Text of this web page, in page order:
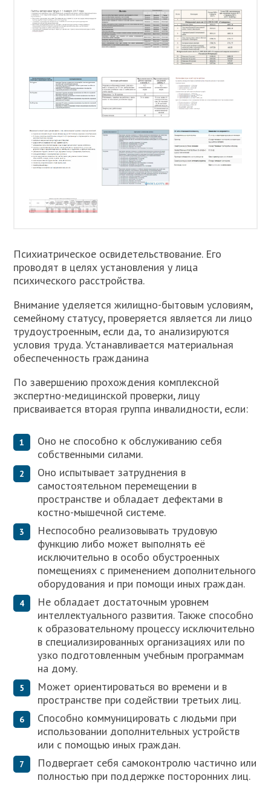
Психиатрическое освидетельствование. Его
проводят в целях установления у лица
психического расстройства.
Внимание уделяется жилищно-бытовым условиям,
семейному статусу, проверяется является ли лицо
трудоустроенным, если да, то анализируются
условия труда. Устанавливается материальная
обеспеченность гражданина
По завершению прохождения комплексной
экспертно-медицинской проверки, лицу
присваивается вторая группа инвалидности, если:
Оно не способно к обслуживанию себя
собственными силами.
Оно испытывает затруднения в
самостоятельном перемещении в
пространстве и обладает дефектами в
костно-мышечной системе.
Неспособно реализовывать трудовую
функцию либо может выполнять её
исключительно в особо обустроенных
помещениях с применением дополнительного
оборудования и при помощи иных граждан.
Не обладает достаточным уровнем
интеллектуального развития. Также способно
к образовательному процессу исключительно
в специализированных организациях или по
узко подготовленным учебным программам
на дому.
Может ориентироваться во времени и в
пространстве при содействии третьих лиц.
Способно коммуницировать с людьми при
использовании дополнительных устройств
или с помощью иных граждан.
Подвергает себя самоконтролю частично или
полностью при поддержке посторонних лиц.